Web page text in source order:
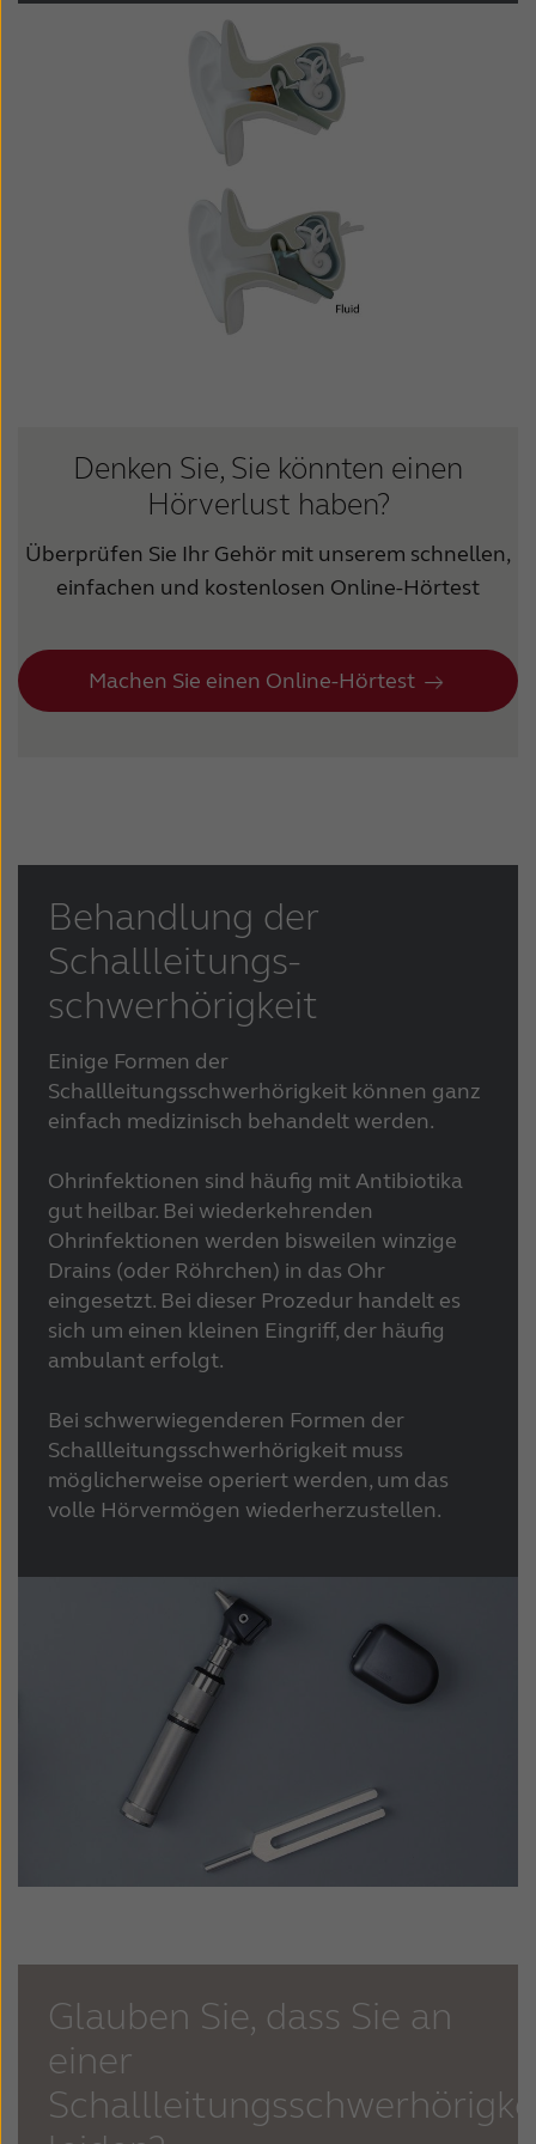
United Kingdom
Österreich
Denken Sie, Sie könnten einen
Hörverlust haben?
Überprüfen Sie Ihr Gehör mit unserem schnellen,
einfachen und kostenlosen Online-Hörtest
Machen Sie einen Online-Hörtest
Behandlung der
Schallleitungs-
schwerhörigkeit
Einige Formen der
Schallleitungsschwerhörigkeit können ganz
einfach medizinisch behandelt werden.
Ohrinfektionen sind häufig mit Antibiotika
gut heilbar. Bei wiederkehrenden
Ohrinfektionen werden bisweilen winzige
Drains (oder Röhrchen) in das Ohr
eingesetzt. Bei dieser Prozedur handelt es
sich um einen kleinen Eingriff, der häufig
ambulant erfolgt.
Bei schwerwiegenderen Formen der
Schallleitungsschwerhörigkeit muss
möglicherweise operiert werden, um das
volle Hörvermögen wiederherzustellen.
Glauben Sie, dass Sie an
einer